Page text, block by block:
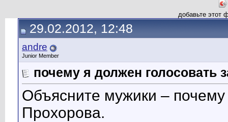
добавьте этот
29.02.2012, 12:48
andre
Junior Member
почему я должен голосовать
Объясните мужики –
Прохорова.